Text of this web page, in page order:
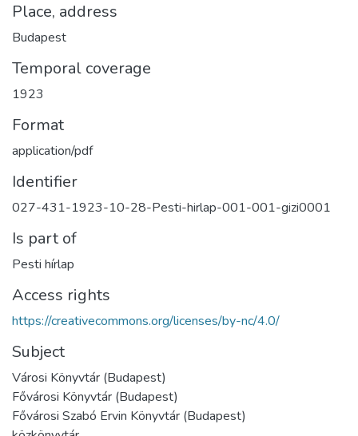
Place, address
Budapest
Temporal coverage
1923
Format
application/pdf
Identifier
027-431-1923-10-28-Pesti-hirlap-001-001-gizi0001
Is part of
Pesti hírlap
Access rights
https://creativecommons.org/licenses/by-nc/4.0/
Subject
Városi Könyvtár (Budapest)
Fővárosi Könyvtár (Budapest)
Fővárosi Szabó Ervin Könyvtár (Budapest)